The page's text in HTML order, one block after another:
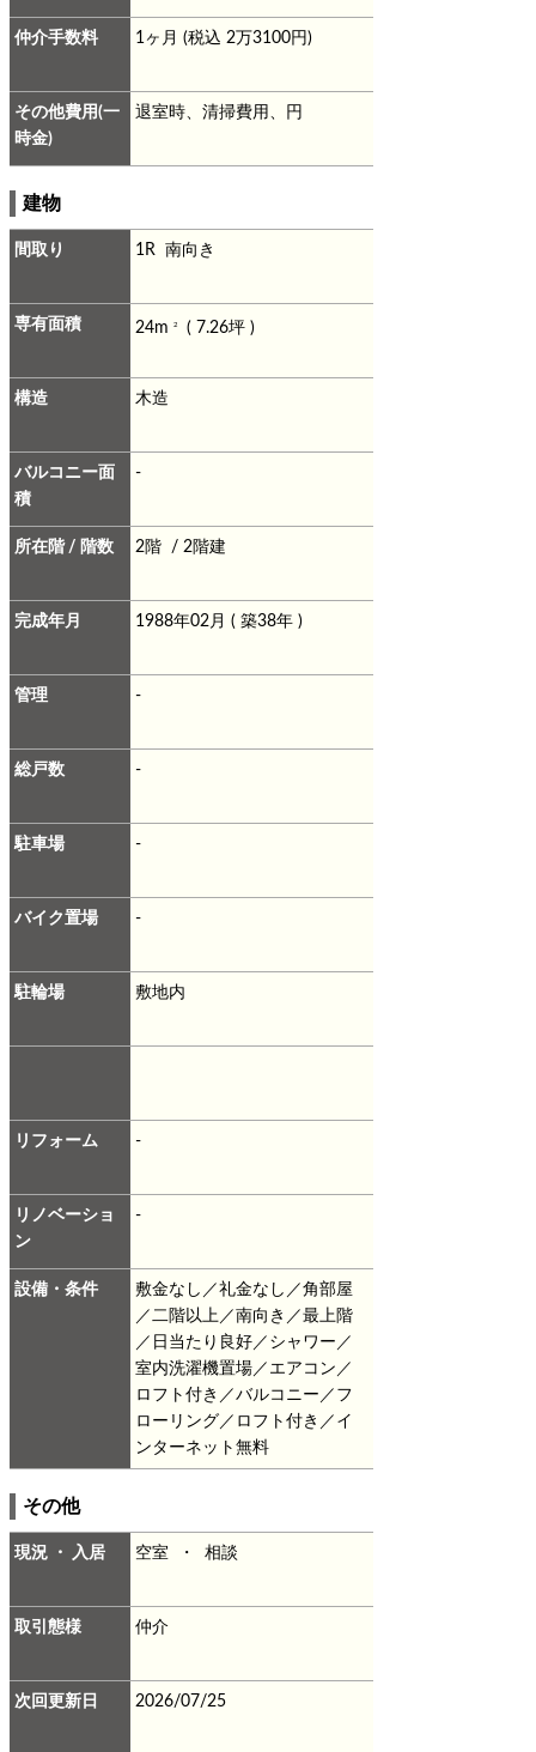
仲介手数料 1ヶ月 (税込 2万3100円)
その他費用(一
時金)
退室時、清掃費用、円
建物
間取り 1R 南向き
専有面積 24m2 ( 7.26坪 )
構造 木造
バルコニー面
積
-
所在階 / 階数 2階 / 2階建
完成年月 1988年02月 ( 築38年 )
管理 -
総戸数 -
駐車場 -
バイク置場 -
駐輪場 敷地内
リフォーム -
リノベーショ
ン
-
設備・条件
敷金なし／礼金なし／角部屋
／二階以上／南向き／最上階
／日当たり良好／シャワー／
室内洗濯機置場／エアコン／
ロフト付き／バルコニー／フ
ローリング／ロフト付き／イ
ンターネット無料
その他
現況 ・ 入居 空室 ・ 相談
取引態様 仲介
次回更新日 2026/07/25